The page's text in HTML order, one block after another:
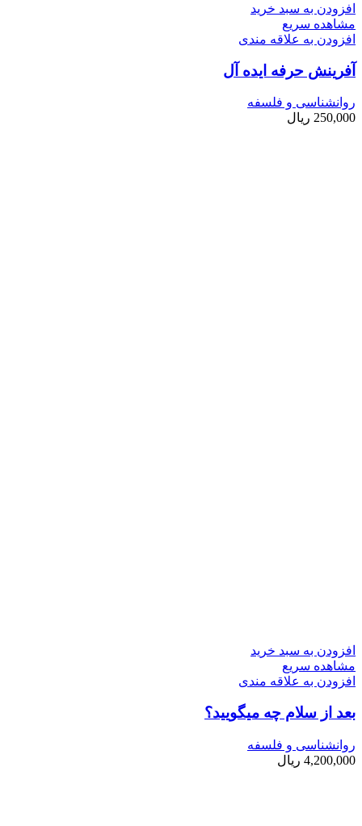
افزودن به سبد خرید
مشاهده سریع
افزودن به علاقه مندی
آفرینش حرفه ایده ­آل
روانشناسی و فلسفه
250,000 ریال
افزودن به سبد خرید
مشاهده سریع
افزودن به علاقه مندی
بعد از سلام چه می­گویید؟
روانشناسی و فلسفه
4,200,000 ریال